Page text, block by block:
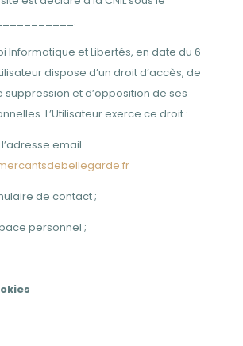
Informatique et Libertés, en date du 6
dispose d’un droit d’accès, de
suppression et d’opposition de ses
L’Utilisateur exerce ce droit :
email
de contact ;
personnel ;